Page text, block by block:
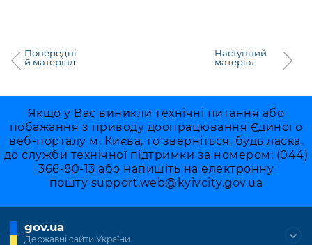
Попередні
й матеріал
Наступний
матеріал
Якщо у Вас виникли технічні питання або
побажання з приводу доопрацювання Єдиного
веб-порталу м. Києва, то зверніться, будь ласка,
до служби технічної підтримки за номером: (044)
366-80-13 або напишіть на електронну
пошту support.web@kyivcity.gov.ua
gov.ua
Державні сайти України